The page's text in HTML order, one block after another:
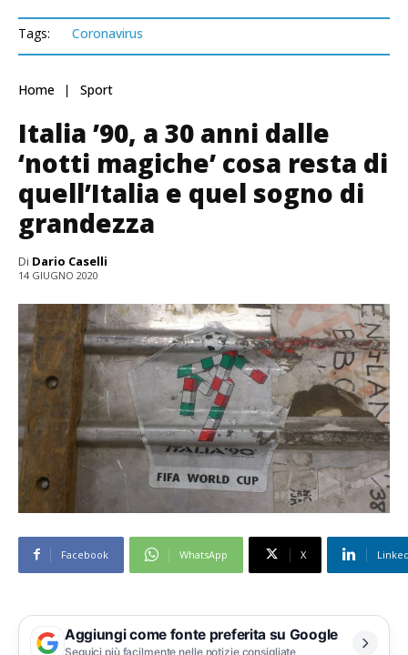
Tags: Coronavirus
Home Sport
Italia ’90, a 30 anni dalle
‘notti magiche’ cosa resta di
quell’Italia e quel sogno di
grandezza
Di Dario Caselli
14 GIUGNO 2020
Facebook WhatsApp X
Aggiungi come fonte preferita su Google
Seguici più facilmente nelle notizie consigliate